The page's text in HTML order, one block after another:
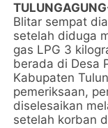
Blitar sempat
setelah diduga
gas LPG 3
berada di Desa
Kabupaten
pemeriksaan,
diselesaikan
setelah korban